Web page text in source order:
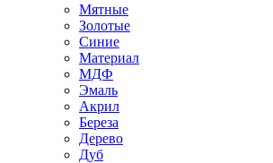
Мятные
Золотые
Синие
Материал
МДФ
Эмаль
Акрил
Береза
Дерево
Дуб